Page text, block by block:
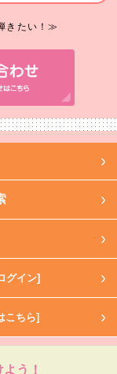
きたい！≫
グイン]
こちら]
う！